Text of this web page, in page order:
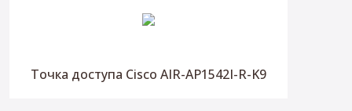
Точка доступа Cisco AIR-AP1542I-R-K9